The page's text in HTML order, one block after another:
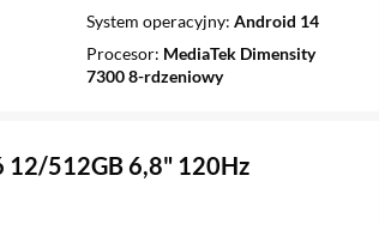
System operacyjny Android 14
Procesor MediaTek Dimensity
7300 8-rdzeniowy
512GB 6,8" 120Hz